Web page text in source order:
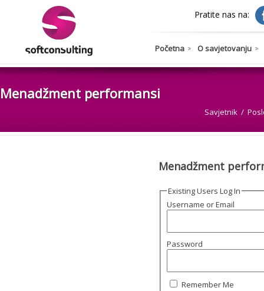
Pratite nas na:
Početna O savjetovanju
Menadžment performansi
Savjetnik
Menadžment
Existing Users Log In
Username or Email
Password
Remember Me